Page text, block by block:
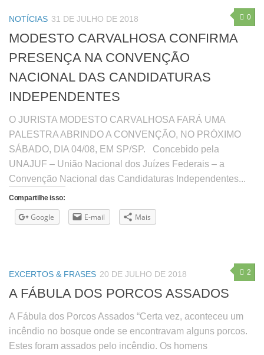
0
NOTÍCIAS 31 DE JULHO DE 2018
MODESTO CARVALHOSA CONFIRMA
PRESENÇA NA CONVENÇÃO
NACIONAL DAS CANDIDATURAS
INDEPENDENTES
O JURISTA MODESTO CARVALHOSA FARÁ UMA
PALESTRA ABRINDO A CONVENÇÃO, NO PRÓXIMO
SÁBADO, DIA 04/08, EM SP/SP. Concebido pela
UNAJUF – União Nacional dos Juízes Federais – a
Convenção Nacional das Candidaturas Independentes...
Compartilhe isso:
Google E-mail Mais
2
EXCERTOS & FRASES 20 DE JULHO DE 2018
A FÁBULA DOS PORCOS ASSADOS
A Fábula dos Porcos Assados “Certa vez, aconteceu um
incêndio no bosque onde se encontravam alguns porcos.
Estes foram assados pelo incêndio. Os homens